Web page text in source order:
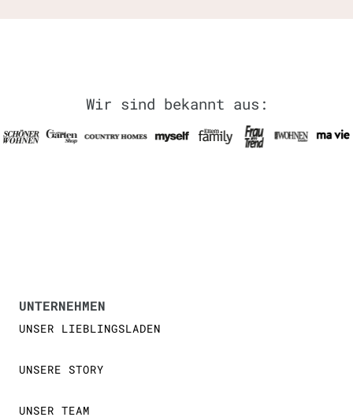
Wir sind bekannt aus:
UNTERNEHMEN
UNSER LIEBLINGSLADEN
UNSERE STORY
UNSER TEAM